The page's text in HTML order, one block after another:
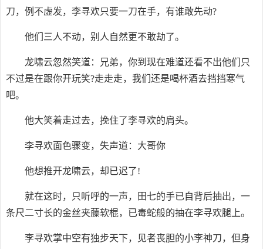
刀，例不虚发，李寻欢只要一刀在手，有谁敢先动?
他们三人不动，别人自然更不敢劫了。
龙啸云忽然笑道：兄弟，你到现在难道还看不出他们只
不过是在跟你开玩笑?走走走，我们还是喝杯酒去挡挡寒气
吧。
他大笑着走过去，挽住了李寻欢的肩头。
李寻欢面色骤变，失声道：大哥你
他想推开龙啸云，却已迟了!
就在这时，只听呼的一声，田七的手已自背后抽出，一
条尺二寸长的金丝夹藤软棍，已毒蛇般的抽在李寻欢腿上。
李寻欢掌中空有独步天下，见者丧胆的小李神刀，但身